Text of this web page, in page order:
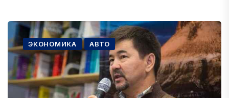
ЭКОНОМИКА АВТО